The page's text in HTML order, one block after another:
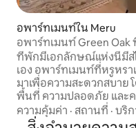
อพาร์ทเมนท์ใน Meru
อพาร์ทเมนท์ Green Oak
ตาโน ภูเขาไฟเคนยา
ที่พักมีเอกลักษณ์แห่งนี้มีส
เอง อพาร์ทเมนท์ที่หรูหร
มาเพื่อความสะดวกสบาย
พื้นที่ ความปลอดภัย และ
สบายเข้าด้วยกันอย่างลงตั
ใหญ่ที่กว้างขวางพร้อมห้
ความคุ้มค่า · สถานที่ · บริ